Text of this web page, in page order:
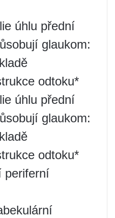
úhlu přední
glaukom:
odtoku*
úhlu přední
glaukom:
odtoku*
periferní